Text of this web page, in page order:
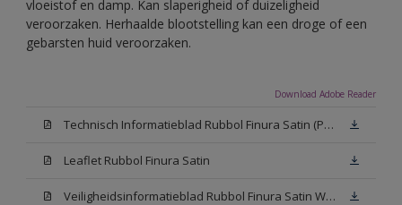
vloeistof en damp. Kan slaperigheid of duizeligheid
veroorzaken. Herhaalde blootstelling kan een droge of een
gebarsten huid veroorzaken.
Download Adobe Reader
Technisch Informatieblad Rubbol Finura Satin (PDF)
Leaflet Rubbol Finura Satin
Veiligheidsinformatieblad Rubbol Finura Satin W05 (MSDS)